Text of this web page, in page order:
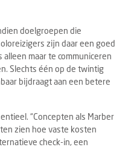
doelgroepen die
zijn daar een goed
maar te communiceren
Slechts één op de twintig
bijdraagt aan een betere
“Concepten als Marber
zien hoe vaste kosten
check-in, een